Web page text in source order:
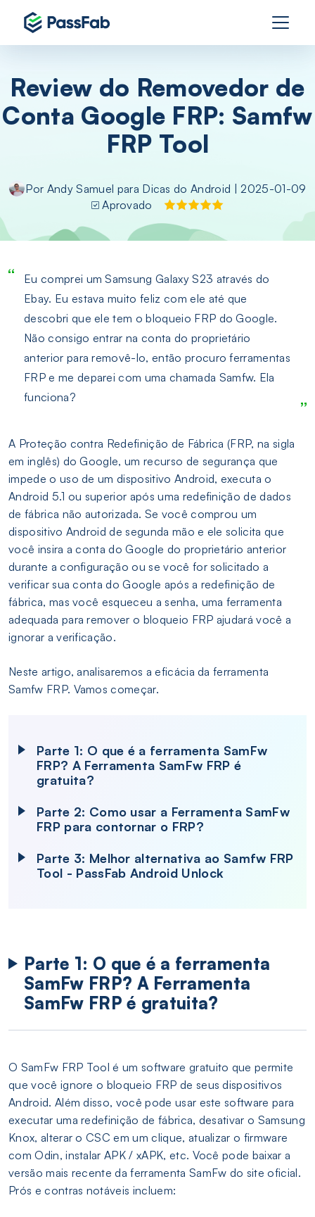
Review do Removedor de
Conta Google FRP: Samfw
FRP Tool
Por Andy Samuel para Dicas do Android | 2025-01-09
Aprovado
Eu comprei um Samsung Galaxy S23 através do
Ebay. Eu estava muito feliz com ele até que
descobri que ele tem o bloqueio FRP do Google.
Não consigo entrar na conta do proprietário
anterior para removê-lo, então procuro ferramentas
FRP e me deparei com uma chamada Samfw. Ela
funciona?
A Proteção contra Redefinição de Fábrica (FRP, na sigla
em inglês) do Google, um recurso de segurança que
impede o uso de um dispositivo Android, executa o
Android 5.1 ou superior após uma redefinição de dados
de fábrica não autorizada. Se você comprou um
dispositivo Android de segunda mão e ele solicita que
você insira a conta do Google do proprietário anterior
durante a configuração ou se você for solicitado a
verificar sua conta do Google após a redefinição de
fábrica, mas você esqueceu a senha, uma ferramenta
adequada para remover o bloqueio FRP ajudará você a
ignorar a verificação.
Neste artigo, analisaremos a eficácia da ferramenta
Samfw FRP. Vamos começar.
Parte 1: O que é a ferramenta SamFw
FRP? A Ferramenta SamFw FRP é
gratuita?
Parte 2: Como usar a Ferramenta SamFw
FRP para contornar o FRP?
Parte 3: Melhor alternativa ao Samfw FRP
Tool - PassFab Android Unlock
Parte 1: O que é a ferramenta
SamFw FRP? A Ferramenta
SamFw FRP é gratuita?
O SamFw FRP Tool é um software gratuito que permite
que você ignore o bloqueio FRP de seus dispositivos
Android. Além disso, você pode usar este software para
executar uma redefinição de fábrica, desativar o Samsung
Knox, alterar o CSC em um clique, atualizar o firmware
com Odin, instalar APK / xAPK, etc. Você pode baixar a
versão mais recente da ferramenta SamFw do site oficial.
Prós e contras notáveis incluem: